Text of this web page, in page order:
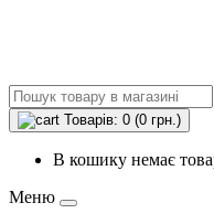
Товарів: 0 (0 грн.)
В кошику немає
Меню